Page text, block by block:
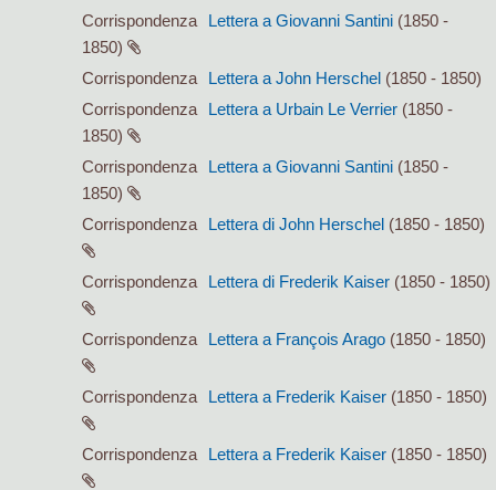
Corrispondenza
Lettera a Giovanni Santini (1850 -
1850)
Corrispondenza
Lettera a John Herschel (1850 - 1850)
Corrispondenza
Lettera a Urbain Le Verrier (1850 -
1850)
Corrispondenza
Lettera a Giovanni Santini (1850 -
1850)
Corrispondenza
Lettera di John Herschel (1850 - 1850)
Corrispondenza Lettera di Frederik Kaiser (1850 - 1850)
Corrispondenza Lettera a François Arago (1850 - 1850)
Corrispondenza Lettera a Frederik Kaiser (1850 - 1850)
Corrispondenza Lettera a Frederik Kaiser (1850 - 1850)